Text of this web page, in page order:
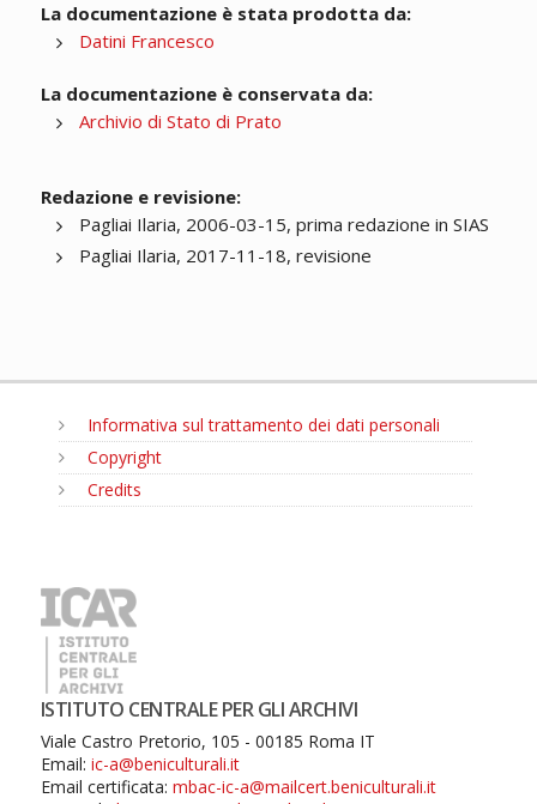
La documentazione è stata prodotta da:
Datini Francesco
La documentazione è conservata da:
Archivio di Stato di Prato
Redazione e revisione:
Pagliai Ilaria, 2006-03-15, prima redazione in SIAS
Pagliai Ilaria, 2017-11-18, revisione
Informativa sul trattamento dei dati personali
Copyright
Credits
ISTITUTO CENTRALE PER GLI ARCHIVI
Viale Castro Pretorio, 105 - 00185 Roma IT
Email: ic-a@beniculturali.it
Email certificata: mbac-ic-a@mailcert.beniculturali.it